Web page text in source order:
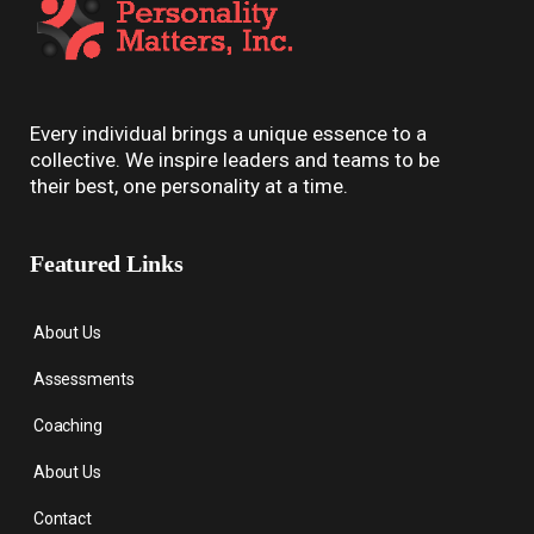
Every individual brings a unique essence to a
collective. We inspire leaders and teams to be
their best, one personality at a time.
Featured Links
About Us
Assessments
Coaching
About Us
Contact